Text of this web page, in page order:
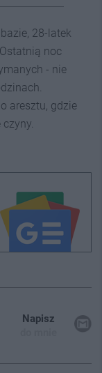
28-latek
noc
- nie
aresztu, gdzie
Napisz